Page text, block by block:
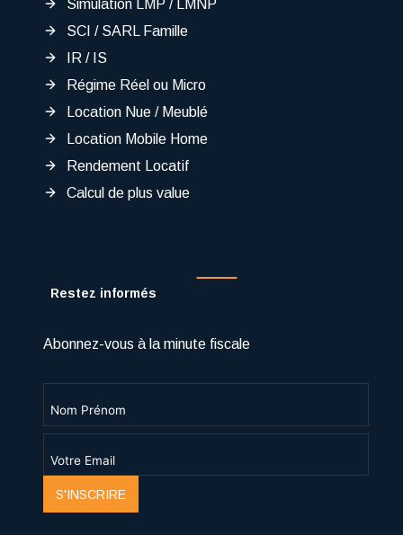
Simulation LMP / LMNP
SCI / SARL Famille
IR / IS
Régime Réel ou Micro
Location Nue / Meublé
Location Mobile Home
Rendement Locatif
Calcul de plus value
Restez informés
Abonnez-vous à la minute fiscale
S'INSCRIRE